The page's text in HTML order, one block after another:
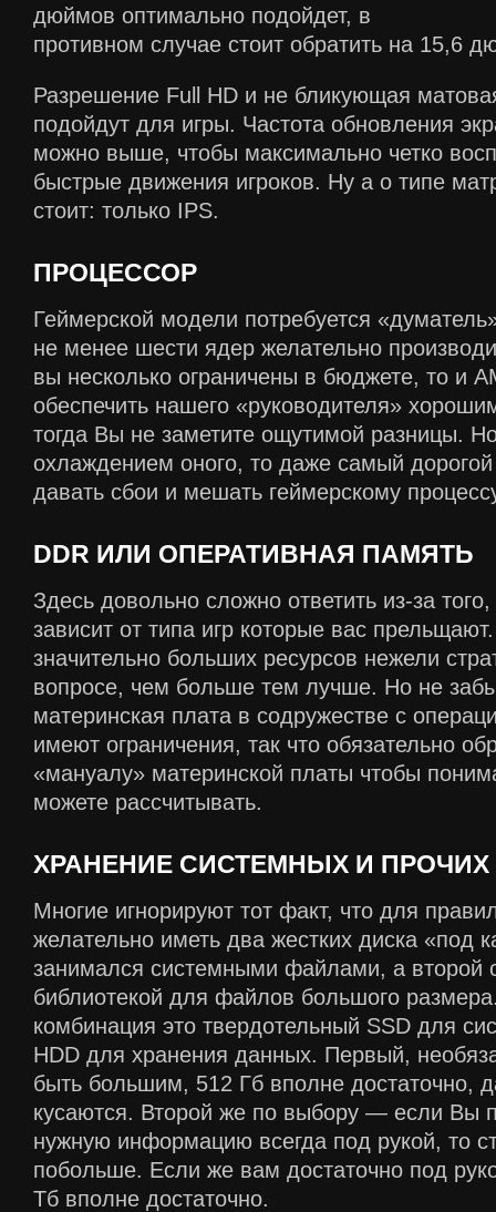
дюймов оптимально подойдет, в
противном случае стоит обратить на 15,6
Разрешение Full HD и не бликующая
подойдут для игры. Частота обновления
можно выше, чтобы максимально четко
быстрые движения игроков. Ну а о типе
стоит: только IPS.
ПРОЦЕССОР
Геймерской модели потребуется
не менее шести ядер желательно
вы несколько ограничены в бюджете, то и
обеспечить нашего «руководителя»
тогда Вы не заметите ощутимой разницы.
охлаждением оного, то даже самый дорогой
давать сбои и мешать геймерскому
DDR ИЛИ ОПЕРАТИВНАЯ ПАМЯТЬ
Здесь довольно сложно ответить из-за
зависит от типа игр которые вас
значительно больших ресурсов нежели
вопросе, чем больше тем лучше. Но не
материнская плата в содружестве с
имеют ограничения, так что обязательно
«мануалу» материнской платы чтобы
можете рассчитывать.
ХРАНЕНИЕ СИСТЕМНЫХ И
Многие игнорируют тот факт, что для
желательно иметь два жестких диска «под
занимался системными файлами, а второй
библиотекой для файлов большого
комбинация это твердотельный SSD для
HDD для хранения данных. Первый,
быть большим, 512 Гб вполне достаточно,
кусаются. Второй же по выбору — если Вы
нужную информацию всегда под рукой, то
побольше. Если же вам достаточно под
Тб вполне достаточно.